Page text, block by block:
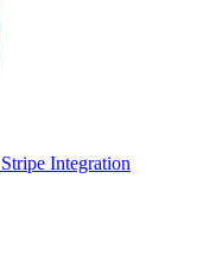
Stripe Integration